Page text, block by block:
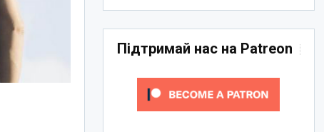
Підтримай нас на Patreon